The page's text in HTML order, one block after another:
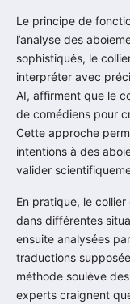
Le principe de
l’analyse des
sophistiqués, le
interpréter avec
AI, affirment que le
de comédiens pour
Cette approche
intentions à des
valider
En pratique, le
dans différentes
ensuite analysées
traductions
méthode soulève
experts craignent